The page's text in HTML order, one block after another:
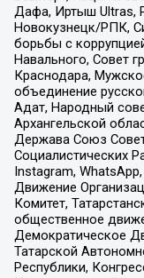
Дафа, Иртыш Ultras,
Новокузнецк/РПК,
борьбы с
Навального, Совет
Краснодара,
объединение
Адат, Народный
Архангельской
Держава Союз
Социалистических
Instagram,
Движение
Комитет,
общественное
Демократическое
Татарской
Республики,